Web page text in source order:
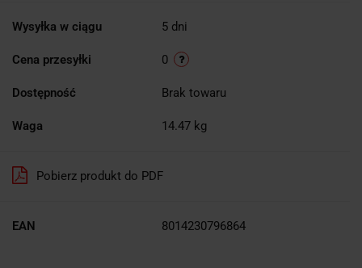
Wysyłka w ciągu 5 dni
Cena przesyłki 0
Dostępność Brak towaru
Waga 14.47 kg
Pobierz produkt do PDF
EAN 8014230796864